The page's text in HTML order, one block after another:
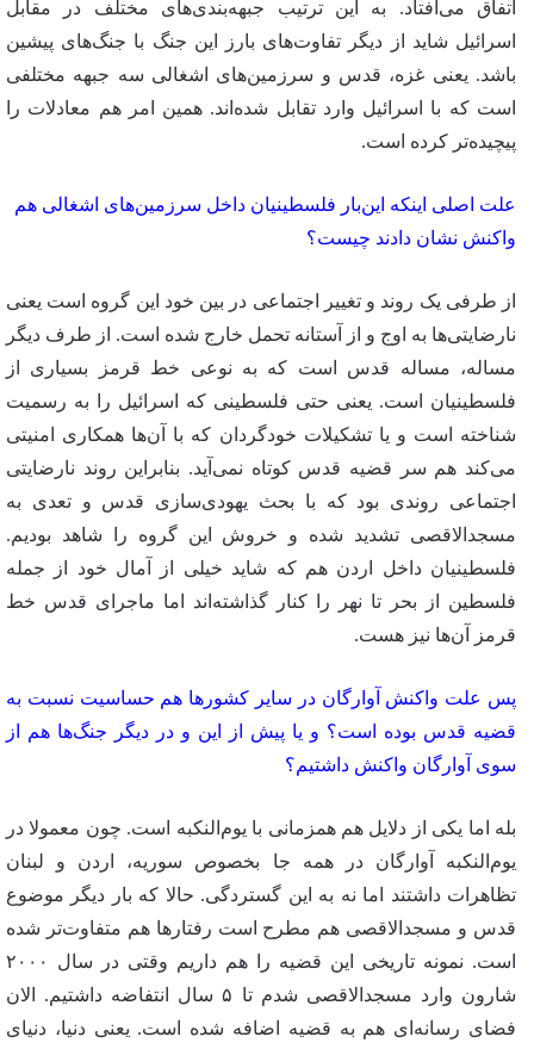
اتفاق می‌افتاد. به این ترتیب جبهه‌بندی‌های مختلف در مقابل
اسرائیل شاید از دیگر تفاوت‌های بارز این جنگ با جنگ‌های پیشین
باشد. یعنی غزه، قدس و سرزمین‌های اشغالی سه جبهه مختلفی
است که با اسرائیل وارد تقابل شده‌اند. همین امر هم معادلات را
پیچیده‌تر کرده است.
علت اصلی اینکه این‌بار فلسطینیان داخل سرزمین‌های اشغالی هم
واکنش نشان دادند چیست؟
از طرفی یک روند و تغییر اجتماعی در بین خود این گروه است یعنی
نارضایتی‌ها به اوج و از آستانه تحمل خارج شده است. از طرف دیگر
مساله، مساله قدس است که به نوعی خط قرمز بسیاری از
فلسطینیان است. یعنی حتی فلسطینی که اسرائیل را به رسمیت
شناخته است و یا تشکیلات خودگردان که با آن‌ها همکاری امنیتی
می‌کند هم سر قضیه قدس کوتاه نمی‌آید. بنابراین روند نارضایتی
اجتماعی روندی بود که با بحث یهودی‌سازی قدس و تعدی به
مسجدالاقصی تشدید شده و خروش این گروه را شاهد بودیم.
فلسطینیان داخل اردن هم که شاید خیلی از آمال خود از جمله
فلسطین از بحر تا نهر را کنار گذاشته‌اند اما ماجرای قدس خط
قرمز آن‌ها نیز هست.
پس علت واکنش آوارگان در سایر کشورها هم حساسیت نسبت به
قضیه قدس بوده است؟ و یا پیش از این و در دیگر جنگ‌ها هم از
سوی آوارگان واکنش داشتیم؟
بله اما یکی از دلایل هم همزمانی با یوم‌النکبه است. چون معمولا در
یوم‌النکبه آوارگان در همه جا بخصوص سوریه، اردن و لبنان
تظاهرات داشتند اما نه به این گستردگی. حالا که بار دیگر موضوع
قدس و مسجدالاقصی هم مطرح است رفتارها هم متفاوت‌تر شده
است. نمونه تاریخی این قضیه را هم داریم وقتی در سال ۲۰۰۰
شارون وارد مسجدالاقصی شدم تا ۵ سال انتفاضه داشتیم. الان
فضای رسانه‌ای هم به قضیه اضافه شده است. یعنی دنیا، دنیای